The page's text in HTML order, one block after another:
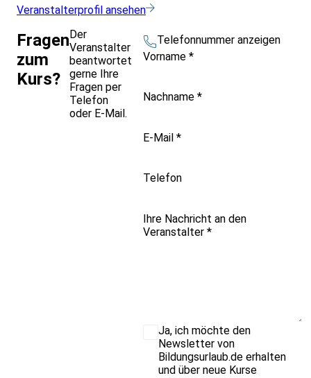
Veranstalterprofil ansehen
Fragen
zum
Kurs?
Der
Veranstalter
beantwortet
gerne Ihre
Fragen per
Telefon
oder E-Mail.
Telefonnummer anzeigen
Vorname *
Nachname *
E-Mail *
Telefon
Ihre Nachricht an den
Veranstalter *
Ja, ich möchte den
Newsletter von
Bildungsurlaub.de erhalten
und über neue Kurse